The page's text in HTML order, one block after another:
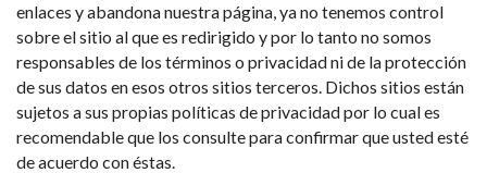
enlaces y abandona nuestra página, ya no tenemos control
sobre el sitio al que es redirigido y por lo tanto no somos
responsables de los términos o privacidad ni de la protección
de sus datos en esos otros sitios terceros. Dichos sitios están
sujetos a sus propias políticas de privacidad por lo cual es
recomendable que los consulte para confirmar que usted esté
de acuerdo con éstas.